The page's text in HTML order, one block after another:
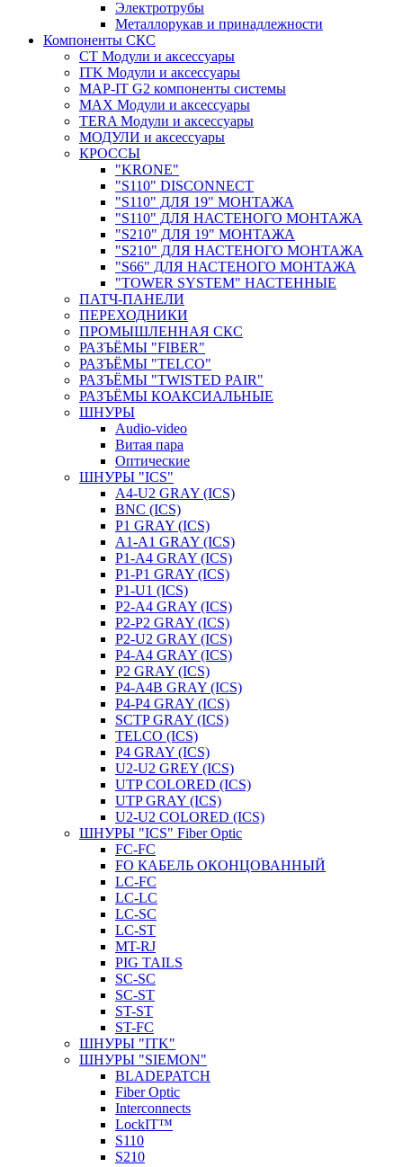
Электротрубы
Металлорукав и принадлежности
Компоненты СКС
CT Модули и аксессуары
ITK Модули и аксессуары
MAP-IT G2 компоненты системы
MAX Модули и аксессуары
TERA Модули и аксессуары
МОДУЛИ и аксессуары
КРОССЫ
"KRONE"
"S110" DISCONNECT
"S110" ДЛЯ 19" МОНТАЖА
"S110" ДЛЯ НАСТЕНОГО МОНТАЖА
"S210" ДЛЯ 19" МОНТАЖА
"S210" ДЛЯ НАСТЕНОГО МОНТАЖА
"S66" ДЛЯ НАСТЕНОГО МОНТАЖА
"TOWER SYSTEM" НАСТЕННЫЕ
ПАТЧ-ПАНЕЛИ
ПЕРЕХОДНИКИ
ПРОМЫШЛЕННАЯ СКС
РАЗЪЁМЫ "FIBER"
РАЗЪЁМЫ "TELCO"
РАЗЪЁМЫ "TWISTED PAIR"
РАЗЪЁМЫ КОАКСИАЛЬНЫЕ
ШНУРЫ
Audio-video
Витая пара
Оптические
ШНУРЫ "ICS"
A4-U2 GRAY (ICS)
BNC (ICS)
P1 GRAY (ICS)
A1-A1 GRAY (ICS)
P1-A4 GRAY (ICS)
P1-P1 GRAY (ICS)
P1-U1 (ICS)
P2-A4 GRAY (ICS)
P2-P2 GRAY (ICS)
P2-U2 GRAY (ICS)
P4-A4 GRAY (ICS)
P2 GRAY (ICS)
P4-A4B GRAY (ICS)
P4-P4 GRAY (ICS)
SCTP GRAY (ICS)
TELCO (ICS)
P4 GRAY (ICS)
U2-U2 GREY (ICS)
UTP COLORED (ICS)
UTP GRAY (ICS)
U2-U2 COLORED (ICS)
ШНУРЫ "ICS" Fiber Optic
FC-FC
FO КАБЕЛЬ ОКОНЦОВАННЫЙ
LC-FC
LC-LC
LC-SC
LС-ST
MT-RJ
PIG TAILS
SC-SC
SC-ST
ST-ST
ST-FC
ШНУРЫ "ITK"
ШНУРЫ "SIEMON"
BLADEPATCH
Fiber Optic
Interconnects
LockIT™
S110
S210